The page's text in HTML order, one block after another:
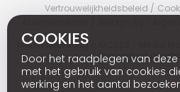
Vertrouwelijkheidsbeleid
Media Marketing
the content of
Fr
COOKIES
Door het raadplegen van
met het gebruik van cookies
werking en het aantal